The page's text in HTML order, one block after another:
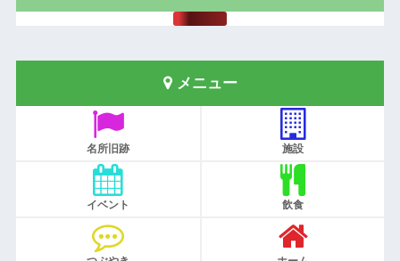
メニュー
名所旧跡 施設
イベント 飲食